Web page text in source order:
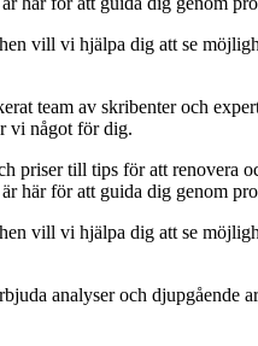
vill vi hjälpa dig att se
team av skribenter och
vi något för dig.
priser till tips för att renovera
här för att guida dig genom
vill vi hjälpa dig att se
analyser och